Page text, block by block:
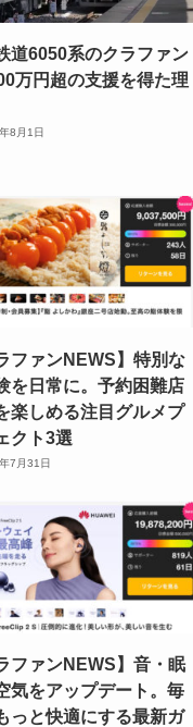
道6050系のクラファン
万円超の支援を得た理
8月1日
ファンNEWS】特別な
を日常に。予約困難店
楽しめる注目グルメプ
クト3選
7月31日
ファンNEWS】音・眠
気をアップデート。毎
っと快適にする最新ガ